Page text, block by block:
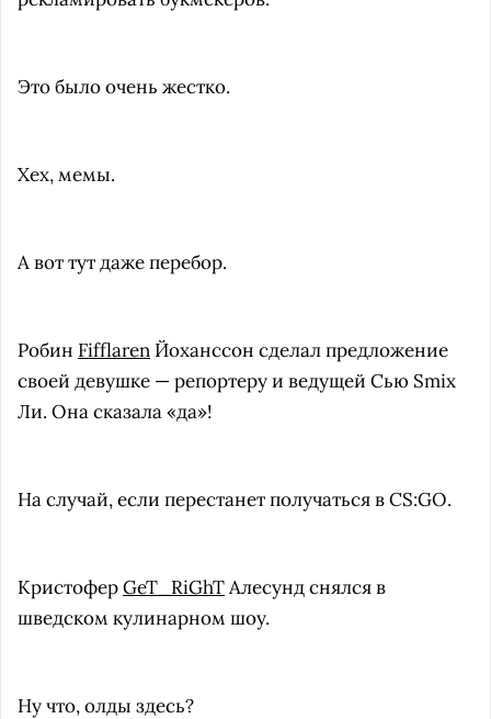
Это было очень жестко.
Хех, мемы.
А вот тут даже перебор.
Робин Fifflaren Йоханссон сделал предложение
своей девушке — репортеру и ведущей Сью Smix
Ли. Она сказала «да»!
На случай, если перестанет получаться в CS:GO.
КристоферGeT_RiGhTАлесунд снялся в
шведском кулинарном шоу.
Ну что, олды здесь?